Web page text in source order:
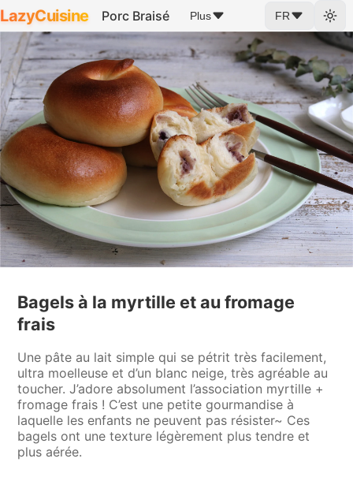
LazyCuisine Porc Braisé Plus FR
Bagels à la myrtille et au fromage
frais
Une pâte au lait simple qui se pétrit très facilement,
ultra moelleuse et d’un blanc neige, très agréable au
toucher. J’adore absolument l’association myrtille +
fromage frais ! C’est une petite gourmandise à
laquelle les enfants ne peuvent pas résister~ Ces
bagels ont une texture légèrement plus tendre et
plus aérée.